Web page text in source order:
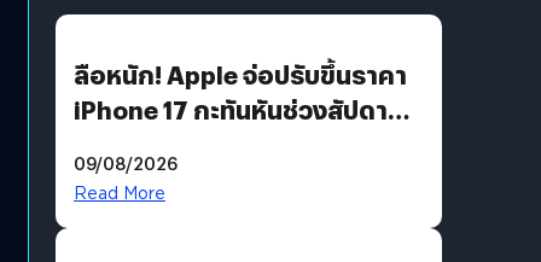
ลือหนัก! Apple จ่อปรับขึ้นราคา
iPhone 17 กะทันหันช่วงสัปดาห์ที่
09/08/2026
Read More